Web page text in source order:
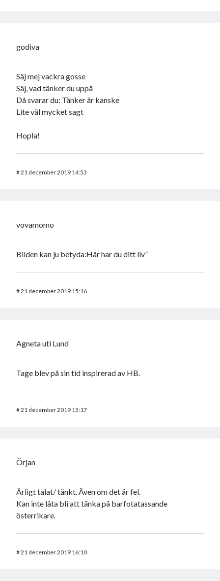
godiva
Säj mej vackra gosse
Säj, vad tänker du uppå
Då svarar du: Tänker är kanske
Lite väl mycket sagt
Hopla!
#21 december 2019 14:53
vovamomo
Bilden kan ju betyda:Här har du ditt liv”
#21 december 2019 15:16
Agneta uti Lund
Tage blev på sin tid inspirerad av HB.
#21 december 2019 15:17
Örjan
Ärligt talat/ tänkt. Även om det är fel.
Kan inte låta bli att tänka på barfotatassande
österrikare.
#21 december 2019 16:10